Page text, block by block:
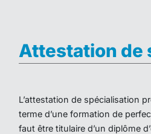
Attestation de
L’attestation de spécialisation
terme d’une formation de
faut être titulaire d’un diplôme